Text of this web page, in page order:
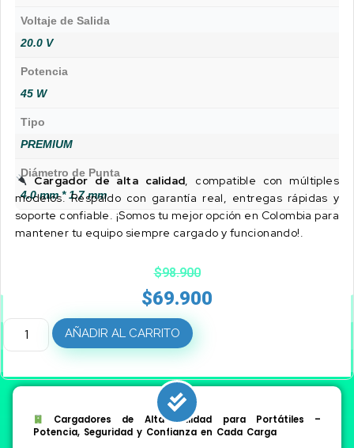
Voltaje de Salida
20.0 V
Potencia
45 W
Tipo
PREMIUM
Diámetro de Punta
4.0 mm * 1.7 mm
Cargador de alta calidad , compatible con múltiples
modelos. Respaldo con garantía real, entregas rápidas y
soporte confiable. ¡Somos tu mejor opción en Colombia para
mantener tu equipo siempre cargado y funcionando!.
$98.900
$69.900
AÑADIR AL CARRITO
Cargadores de Alta Calidad para Portátiles –
Potencia, Seguridad y Confianza en Cada Carga